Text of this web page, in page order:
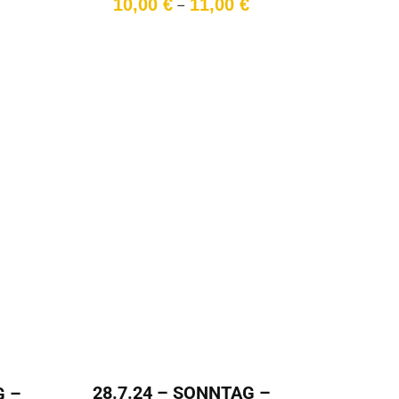
10,00 € – 11,00 €
–
28.7.24 – SONNTAG –